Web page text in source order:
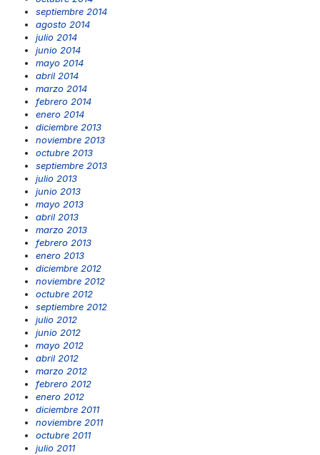
septiembre 2014
agosto 2014
julio 2014
junio 2014
mayo 2014
abril 2014
marzo 2014
febrero 2014
enero 2014
diciembre 2013
noviembre 2013
octubre 2013
septiembre 2013
julio 2013
junio 2013
mayo 2013
abril 2013
marzo 2013
febrero 2013
enero 2013
diciembre 2012
noviembre 2012
octubre 2012
septiembre 2012
julio 2012
junio 2012
mayo 2012
abril 2012
marzo 2012
febrero 2012
enero 2012
diciembre 2011
noviembre 2011
octubre 2011
julio 2011